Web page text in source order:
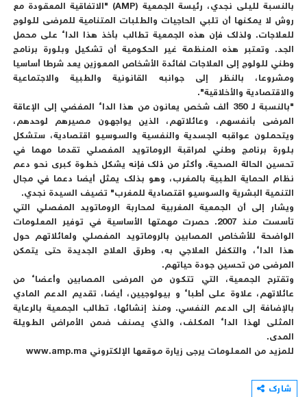
بالنسبة لليلى نجدي، رئيسة الجمعية (AMP) "الاتفاقية المعقودة مع
روش لا يمكنها أن تلبي الحاجيات والطلبات المتنامية للمرضى للولوج
للعلاجات. ولذلك فإن هذه الجمعية تطالب بأخذ هذا الداء على محمل
الجد. وتعتبر هذه المنظمة غير الحكومية أن تشكيل وبلورة برنامج
وطني للولوج إلى العلاجات لفائدة الأشخاص المعوزين يعد شرطا أساسيا
ومشروعا، بالنظر إلى جوانبه القانونية والطبية والاجتماعية
والاقتصادية والأخلاقية".
"بالنسبة لـ 350 ألف شخص يعانون من هذا الداء المفضي إلى الإعاقة
المرضى بأنفسهم، وعائلاتهم، الذين يواجهون مصيرهم لوحدهم،
ويتحملون عواقبه الجسدية والنفسية والسوسيو اقتصادية، ستشكل
بلورة برنامج وطني لمراقبة الروماتويد المفصلي تقدما مهما في
تحسين الحالة الصحية. وأكثر من ذلك فإنه يشكل خطوة كبرى نحو دعم
نظام الحماية الطبية بالمغرب، وهو بذلك يمثل أيضا دعما في مجال
التنمية البشرية والسوسيو اقتصادية للمغرب" تضيف السيدة نجدي.
ويشار إلى أن الجمعية المغربية لمحاربة الروماتويد المفصلي التي
تأسست منذ 2007. حصرت مهمتها الأساسية في توفير المعلومات
الواضحة للأشخاص المصابين بالروماتويد المفصلي ولعائلاتهم حول
هذا الداء، والتكفل العلاجي به، وطرق العلاج الجديدة حتى يتمكن
المرضى من تحسين جودة حياتهم.
وتقترح الجمعية، التي تتكون من المرضى المصابين وأعضاء من
عائلاتهم، علاوة على أطباء و بيولوجيين، أيضا، تقديم الدعم المادي
بالإضافة إلى الدعم النفسي. ومنذ إنشائها، تطالب الجمعية بالرعاية
المثلى لهذا الداء المكلف، والذي يصنف ضمن الأمراض الطويلة
المدى.
للمزيد من المعلومات يرجى زيارة موقعها الإلكتروني www.amp.ma
شارك